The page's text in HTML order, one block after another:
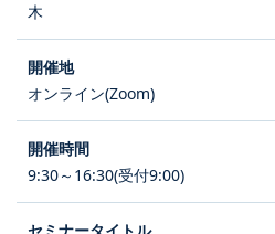
木
オンライン(Zoom)
9:30～16:30(受付9:00)